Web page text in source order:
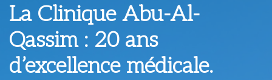
La Clinique Abu-Al-
Qassim : 20 ans
d’excellence médicale.